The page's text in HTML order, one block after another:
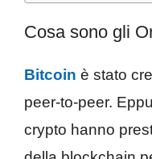
Cosa sono gli
Bitcoin è stato
peer-to-peer.
crypto hanno